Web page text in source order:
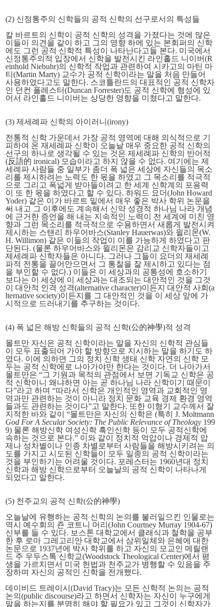
(2) 신정통주의 신학들의 공적 신학의 선구로서의 특성들
칼 바르트의 신학이 공적 신학의 성격을 가졌다는 것에 많은
이들이 의견을 같이 하고 그의 영향 하에 있는 본회퍼의 신학
에도 그런 공적 신학적 특성이 나타난다고들 본다. 미국에서
신정통주의적 입장에서 신학을 발전시킨 라인홀드 니이버(R
einhold Niebuhr)의 신학적 작업과 관련하여 시카고의 마틴 마
티(Martin Marty) 교수가 공적 신학이라는 말을 처음 만들어
사용하였다고도 말한다. 스코틀란드의 대표적인 공적 신학자
인 던컨 폴레스터(Duncan Forrester)도 공적 신학에 형성에 있
어서 라인홀드 니이버는 상당한 영향을 미쳤다고 말한다.
(3) 제세례파 신학의 아이러니(irony)
전통적 신학 가운데서 가장 공적 영역에 대해 의식적으로 기
피하여 온 재세례파 신학이 오늘날 매우 중요한 공적 신학의
선구의 하나로 생각될 수 있는 것은 제세례파 신학의 반어적
(反語的 ironical) 모습이라고 하지 않을 수 없다. 여기에는 제
세례파 사람들 중 일부가 좀더 폭 넓은 세상에 자신들의 목소
리를 제시하려는 노력도 한 몫을 하였고 그 목소리를 적극적
으로 그리고 폭넓게 받아들이려고 한 세계 신학계의 포용력
이 또 한 몫을 하였다고 할 수 있다. 하워드 요더(John Howard
Yoder) 같은 이가 바르트 밑에서 매우 좋은 박사 학위 논문을
써 내고 그 이후에도 계속해서 신약 성경적 하나님 나라 개념
에 근거한 증언을 해 내는 지속적인 노력이 전 세계에 미친 영
향과 그런 목소리를 적극적으로 수용하면서 새롭게 발전시켜
제시하는 스탠리 하우어바스(Stanley Hauerwas)와 윌리몬(W.
H. Willimon) 같은 이들의 작업이 이를 가능하게 하였다고 판
단된다. (물론 하우어바스와 윌리몬은 감리교 신학자들이고
제세례파 신학자들은 아니다. 그러나 그들이 요더의 재세례
파적 전통을 끌어안으면서 그 통찰을 잘 제시하고 있다는 점
을 부인할 수 없다.) 이들은 이 세상과의 공통성에 호소하기
보다는 이 세상에 이 세상과는 대조되는 대안적인 것을 그것
이 대안적 인격 성격(alternative character)이든지 대안적 사회(a
lternative society)이든지를 그 대안적인 것을 이 세상 앞에 가
시적으로 드러내기를 추구하는 것이다.
(4) 폭 넓은 해방 신학들의 공적 신학(公的神學)적 성격
몰트만 자신은 공적 신학이라는 말을 자신의 신학적 관심들
이 모두 표출되어 가야 할 방향으로 지시하는 말을 하기도 하
였다. 이에 의하면 그의 정치 신학 생태 신학 자연의 신학 모
두는 공적 신학에로 나아가야만 한다는 것이다. 더 나아가서
몰트만은 “그 기원과 목적의 관점에서 보면 기독교 신학은 공
적 신학이니 왜냐하면 아는 곧 하나님 나라 신학이기 때문이
다”라고 하며 “따라서 신학은 개인적인 영역과 교회적인 영
역과만 관련하는 것이 아니라 정치 문화 교육 경제 환경 영역
들과도 관련하는 것이다”고 말한다. 또한 이형기 교수께서 잘
지적한 바와 같이 “몰트만은 자신의 신학은 (특히 J. Moltmann
God For A Secular Society: The Public Relevance of Theology 199
9) 물론 해방신학 여성신학 흑인신학 등이 모두 공적신학에
속하는 것으로 본다.” 이와 같이 정치적 억압이나 경제적 압
제나 성차별이나 인종 차별로부터 사람들을 해방시키려는 의
도를 가지고 시도된 신학들이 모두 일종의 공적 신학이라는
것을 부인하기는 어려울 것이다. 포레스터는 1960년대 정치
신학과 해방 신학으로부터 오늘날의 공적 신학이 나타나게
되었다고 말한다.
(5) 천주교의 공적 신학(公的神學)
오늘날에 유행하는 공적 신학의 논의를 불러일으킨 인물로는
역시 예수회의 죤 코트니 머리(John Courtney Murray 1904-67)
신부를 들 수 있다. 보스톤 대학교에서 클래식과 철학을 공부
한 후 로마 그레고리안 대학교에서 삼위일체와 은혜에 대한
논문으로 1937년에 박사 학위를 하고 자신의 모교인 메릴랜
드 주 우두스톡 신학교(Woodstock Theological Center)에서 평
생을 가르치면서 미국 헌법과 천주교가 병행할 수 있음을 주
장하며 자신의 공적인 신학을 전개했다.
데이비드 트레이시(David Tracy)는 모든 신학적 논의는 공적
논의(public discourse)라고 하면서 신학자는 자신이 누구에게
말을 하는지를 분명히 해야 할 필요가 있고 그것이 신학자가